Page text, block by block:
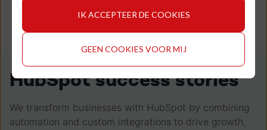
IK ACCEPTEER DE COOKIES
GEEN COOKIES VOOR MIJ
HubSpot success stories
We transform businesses with HubSpot by combining
automation and custom integrations to drive growth.